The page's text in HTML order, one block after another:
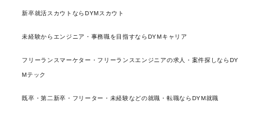
新卒就活スカウトならDYMスカウト
未経験からエンジニア・事務職を目指すならDYMキャリア
フリーランスマーケター・フリーランスエンジニアの求人・案件探しならDY
Mテック
既卒・第二新卒・フリーター・未経験などの就職・転職ならDYM就職